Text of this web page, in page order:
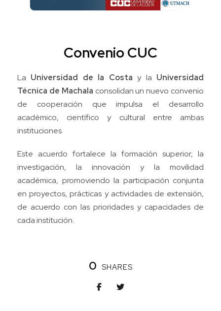
Convenio CUC
La Universidad de la Costa y la Universidad
Técnica de Machala consolidan un nuevo convenio
de cooperación que impulsa el desarrollo
académico, científico y cultural entre ambas
instituciones.
Este acuerdo fortalece la formación superior, la
investigación, la innovación y la movilidad
académica, promoviendo la participación conjunta
en proyectos, prácticas y actividades de extensión,
de acuerdo con las prioridades y capacidades de
cada institución.
0 SHARES